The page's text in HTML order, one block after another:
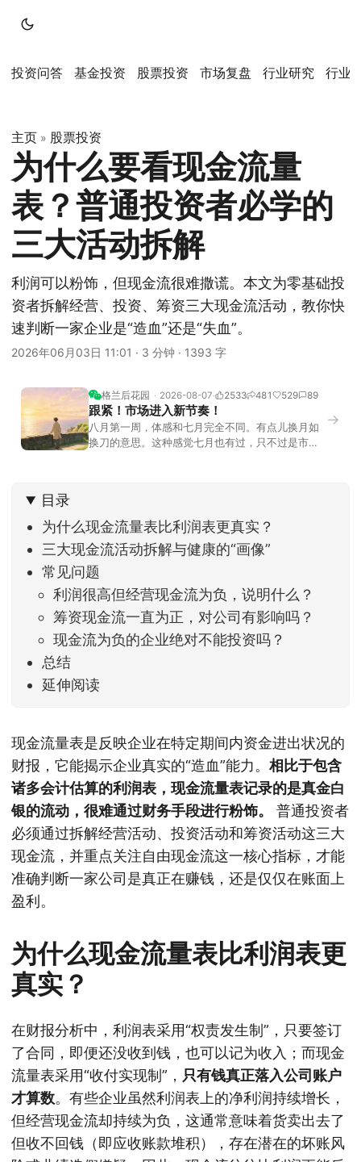
投资问答 基金投资 股票投资 市场复盘 行业研究 行业
主页 » 股票投资
为什么要看现金流量
表？普通投资者必学的
三大活动拆解
利润可以粉饰，但现金流很难撒谎。本文为零基础投
资者拆解经营、投资、筹资三大现金流活动，教你快
速判断一家企业是“造血”还是“失血”。
2026年06月03日 11:01 · 3 分钟 · 1393 字
格兰后花园 2026-08-07 2533 481 529 89
跟紧！市场进入新节奏！
八月第一周，体感和七月完全不同。有点儿换月如
换刀的意思。这种感觉七月也有过，只不过是市场
家感受到了春天般的暖风。指数涨了百点，交易额
回暖到2
→
目录
为什么现金流量表比利润表更真实？
三大现金流活动拆解与健康的“画像”
常见问题
利润很高但经营现金流为负，说明什么？
筹资现金流一直为正，对公司有影响吗？
现金流为负的企业绝对不能投资吗？
总结
延伸阅读
现金流量表是反映企业在特定期间内资金进出状况的
财报，它能揭示企业真实的“造血”能力。 相比于包含
诸多会计估算的利润表，现金流量表记录的是真金白
银的流动，很难通过财务手段进行粉饰。
普通投资者
必须通过拆解经营活动、投资活动和筹资活动这三大
现金流，并重点关注自由现金流这一核心指标，才能
准确判断一家公司是真正在赚钱，还是仅仅在账面上
盈利。
为什么现金流量表比利润表更
真实？
在财报分析中，利润表采用“权责发生制”，只要签订
了合同，即便还没收到钱，也可以记为收入；而现金
流量表采用“收付实现制”， 只有钱真正落入公司账户
才算数。有些企业虽然利润表上的净利润持续增长，
但经营现金流却持续为负，这通常意味着货卖出去了
但收不回钱（即应收账款堆积），存在潜在的坏账风